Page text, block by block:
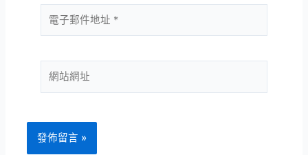
子
件
地
站